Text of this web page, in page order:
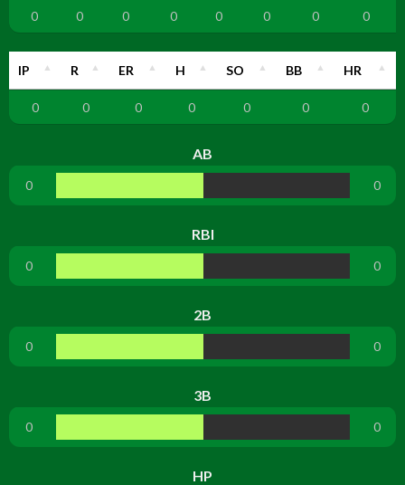
0 0 0 0 0 0 0 0
IP R ER H SO BB HR
0 0 0 0 0 0 0
AB
0 0
RBI
0 0
2B
0 0
3B
0 0
HP